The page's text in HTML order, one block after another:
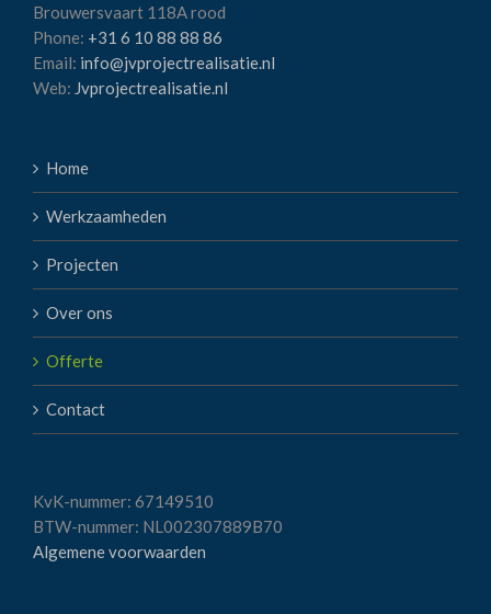
Brouwersvaart 118A rood
Phone: +31 6 10 88 88 86
Email: info@jvprojectrealisatie.nl
Web: Jvprojectrealisatie.nl
Home
Werkzaamheden
Projecten
Over ons
Offerte
Contact
KvK-nummer: 67149510
BTW-nummer: NL002307889B70
Algemene voorwaarden